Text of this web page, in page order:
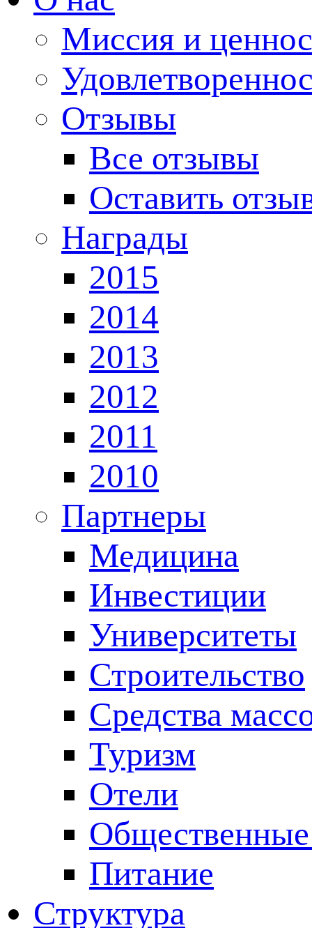
Миссия и
Отзывы
Все отзывы
Оставить
Награды
2015
2014
2013
2012
2011
2010
Партнеры
Медицина
Инвестиции
Университеты
Строительство
Средства
Туризм
Отели
Общественные
Питание
Структура